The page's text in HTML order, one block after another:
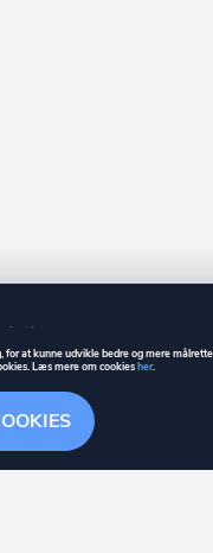
Menu
ownr ApS – CVR nr.: 36 40 88
info@ownr.dk
for at kunne udvikle bedre og mere
Læs mere om cookiesher.